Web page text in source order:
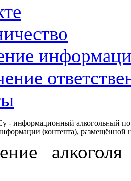
- информационный алкогольный
(контента), размещённой